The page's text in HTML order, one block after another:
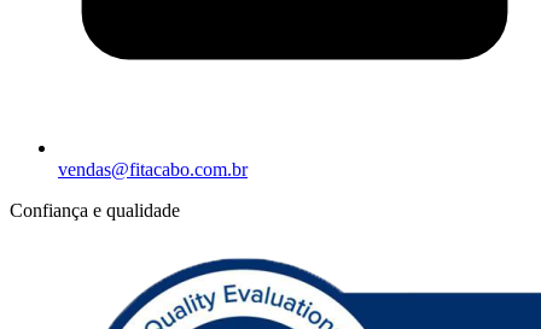
vendas@fitacabo.com.br
Confiança e qualidade